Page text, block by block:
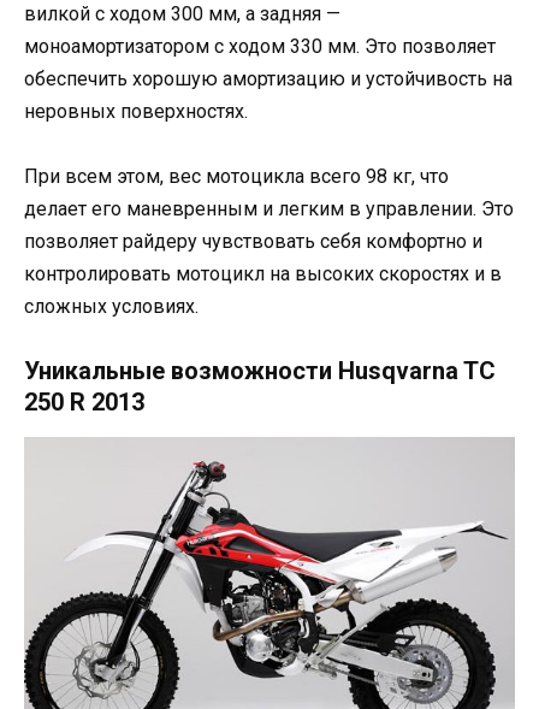
вилкой с ходом 300 мм, а задняя —
моноамортизатором с ходом 330 мм. Это позволяет
обеспечить хорошую амортизацию и устойчивость на
неровных поверхностях.
При всем этом, вес мотоцикла всего 98 кг, что
делает его маневренным и легким в управлении. Это
позволяет райдеру чувствовать себя комфортно и
контролировать мотоцикл на высоких скоростях и в
сложных условиях.
Уникальные возможности Husqvarna TC
250 R 2013